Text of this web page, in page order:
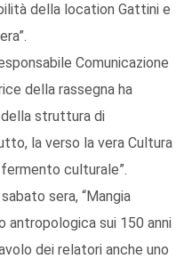
della location Gattini e
Comunicazione
della rassegna ha
struttura di
la verso la vera Cultura
culturale”.
sera, “Mangia
antropologica sui 150 anni
dei relatori anche uno